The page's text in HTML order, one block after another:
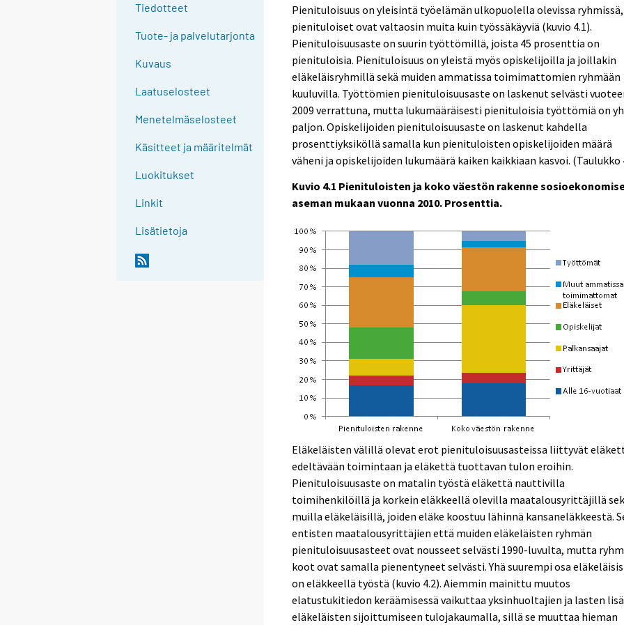
Tiedotteet
Tuote- ja palvelutarjonta
Kuvaus
Laatuselosteet
Menetelmäselosteet
Käsitteet ja määritelmät
Luokitukset
Linkit
Lisätietoja
Pienituloisuus on yleisintä työelämän ulkopuolella olevissa ryhmissä,
pienituloiset ovat valtaosin muita kuin työssäkäyviä (kuvio 4.1).
Pienituloisuusaste on suurin työttömillä, joista 45 prosenttia on
pienituloisia. Pienituloisuus on yleistä myös opiskelijoilla ja joillakin
eläkeläisryhmillä sekä muiden ammatissa toimimattomien ryhmään
kuuluvilla. Työttömien pienituloisuusaste on laskenut selvästi
2009 verrattuna, mutta lukumääräisesti pienituloisia työttömiä on
paljon. Opiskelijoiden pienituloisuusaste on laskenut kahdella
prosenttiyksiköllä samalla kun pienituloisten opiskelijoiden määrä
väheni ja opiskelijoiden lukumäärä kaiken kaikkiaan kasvoi. (Taulukko
Kuvio 4.1 Pienituloisten ja koko väestön rakenne
aseman mukaan vuonna 2010. Prosenttia.
Eläkeläisten välillä olevat erot pienituloisuusasteissa liittyvät
edeltävään toimintaan ja eläkettä tuottavan tulon eroihin.
Pienituloisuusaste on matalin työstä eläkettä nauttivilla
toimihenkilöillä ja korkein eläkkeellä olevilla maatalousyrittäjillä
muilla eläkeläisillä, joiden eläke koostuu lähinnä kansaneläkkeestä.
entisten maatalousyrittäjien että muiden eläkeläisten ryhmän
pienituloisuusasteet ovat nousseet selvästi 1990-luvulta, mutta
koot ovat samalla pienentyneet selvästi. Yhä suurempi osa
on eläkkeellä työstä (kuvio 4.2). Aiemmin mainittu muutos
elatustukitiedon keräämisessä vaikuttaa yksinhuoltajien ja lasten
eläkeläisten sijoittumiseen tulojakaumalla, sillä se muuttaa hieman